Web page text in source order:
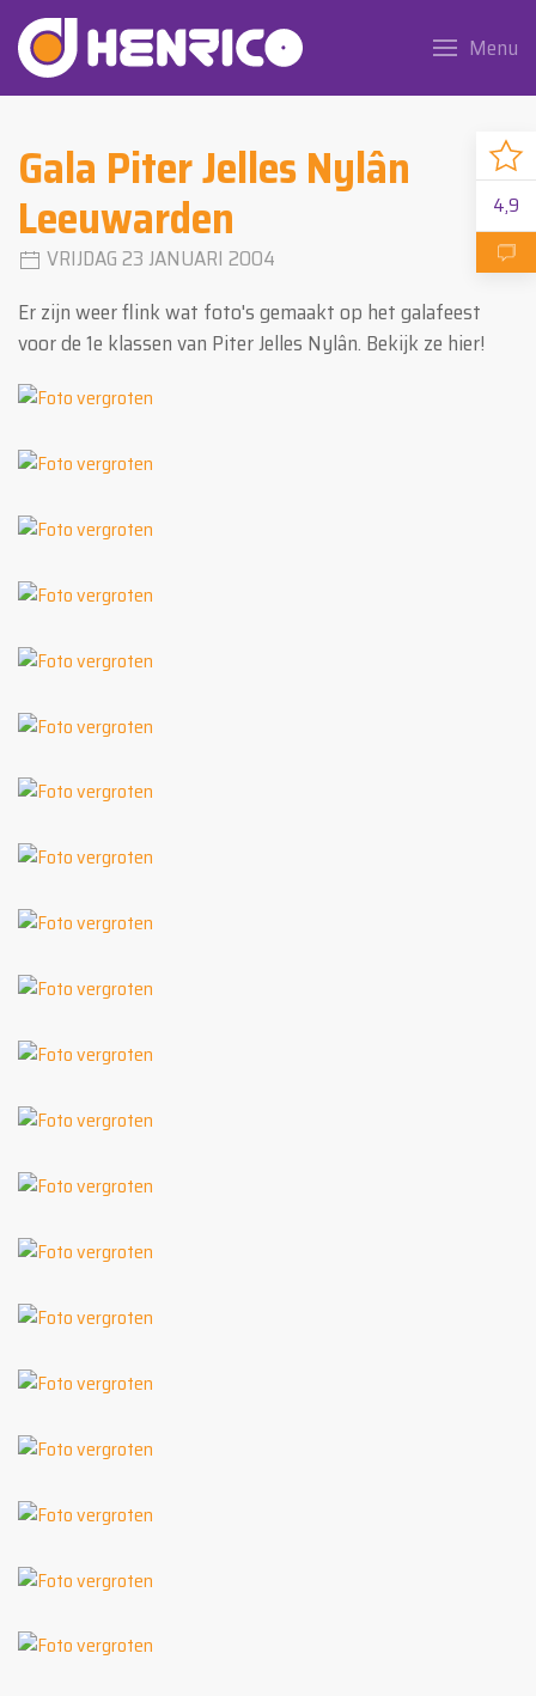
4,9
Menu
Gala Piter Jelles Nylân
Leeuwarden
VRIJDAG 23 JANUARI 2004
Er zijn weer flink wat foto's gemaakt op het galafeest
voor de 1e klassen van Piter Jelles Nylân. Bekijk ze hier!